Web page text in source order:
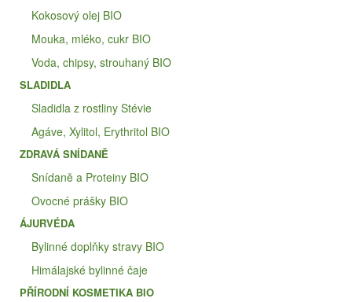
Kokosový olej BIO
Mouka, mléko, cukr BIO
Voda, chipsy, strouhaný BIO
SLADIDLA
Sladidla z rostliny Stévie
Agáve, Xylitol, Erythritol BIO
ZDRAVÁ SNÍDANĚ
Snídaně a Proteiny BIO
Ovocné prášky BIO
ÁJURVÉDA
Bylinné doplňky stravy BIO
Himálajské bylinné čaje
PŘÍRODNÍ KOSMETIKA BIO